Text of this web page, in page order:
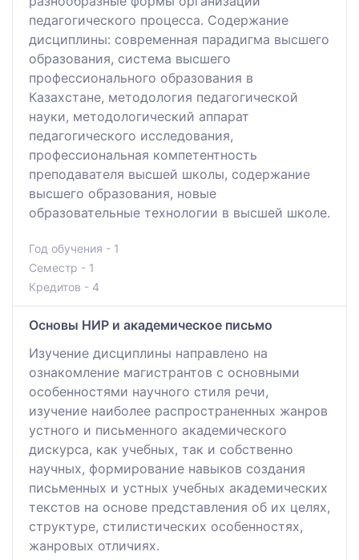
педагогического процесса. Содержание
дисциплины: современная парадигма высшего
образования, система высшего
профессионального образования в
Казахстане, методология педагогической
науки, методологический аппарат
педагогического исследования,
профессиональная компетентность
преподавателя высшей школы, содержание
высшего образования, новые
образовательные технологии в высшей школе.
Год обучения - 1
Семестр - 1
Кредитов - 4
Основы НИР и академическое письмо
Изучение дисциплины направлено на
ознакомление магистрантов с основными
особенностями научного стиля речи,
изучение наиболее распространенных жанров
устного и письменного академического
дискурса, как учебных, так и собственно
научных, формирование навыков создания
письменных и устных учебных академических
текстов на основе представления об их целях,
структуре, стилистических особенностях,
жанровых отличиях.